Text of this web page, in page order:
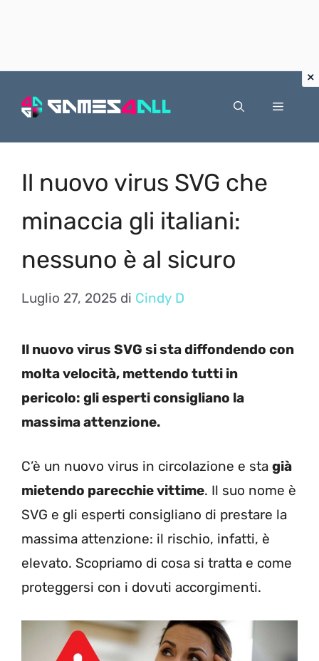
Menu
Il nuovo virus SVG che
minaccia gli italiani:
nessuno è al sicuro
Luglio 27, 2025 di Cindy D
Il nuovo virus SVG si sta diffondendo con
molta velocità, mettendo tutti in
pericolo: gli esperti consigliano la
massima attenzione.
C’è un nuovo virus in circolazione e sta già
mietendo parecchie vittime. Il suo nome è
SVG e gli esperti consigliano di prestare la
massima attenzione: il rischio, infatti, è
elevato. Scopriamo di cosa si tratta e come
proteggersi con i dovuti accorgimenti.